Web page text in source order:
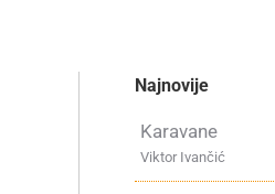
Najnovije
Karavane
Viktor Ivančić